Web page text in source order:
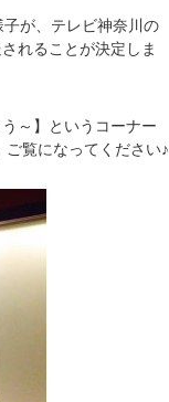
が、テレビ神奈川の
れることが決定しま
～】というコーナー
覧になってください♪